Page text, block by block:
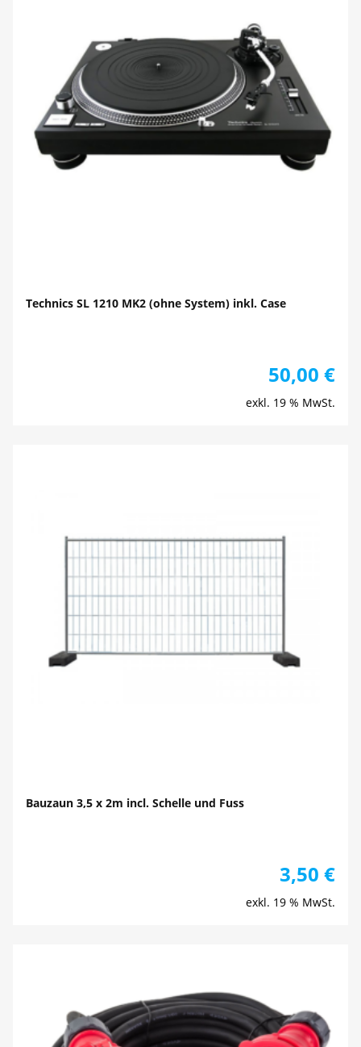
Technics SL 1210 MK2 (ohne System) inkl. Case
50,00 €
exkl. 19 % MwSt.
Bauzaun 3,5 x 2m incl. Schelle und Fuss
3,50 €
exkl. 19 % MwSt.